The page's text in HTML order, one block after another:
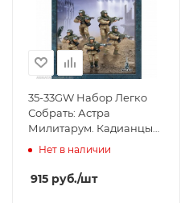
35-33GW Набор Легко
Собрать: Астра
Милитарум. Кадианцы
(ETB Astra Militarum
Workshop
Нет в наличии
915 руб./шт